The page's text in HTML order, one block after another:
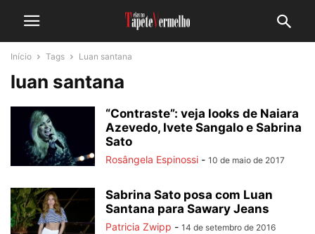
Início Tags Luan santana
luan santana
“Contraste”: veja looks de Naiara
Azevedo, Ivete Sangalo e Sabrina
Sato
Rosângela Espinossi - 10 de maio de 2017
Sabrina Sato posa com Luan
Santana para Sawary Jeans
Patricia Zwipp - 14 de setembro de 2016